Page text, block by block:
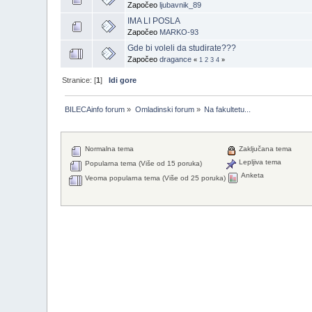
Započeoljubavnik_89
IMA LI POSLA
Započeo MARKO-93
Gde bi voleli da studirate???
Započeodragance « 1 2 3 4 »
Stranice: [1]Idi gore
BILECAinfo forum » Omladinski forum» Na fakultetu...
Normalna tema
Popularna tema (Više od 15 poruka)
Veoma popularna tema (Više od 25 poruka)
Zaključana tema
Lepljiva tema
Anketa